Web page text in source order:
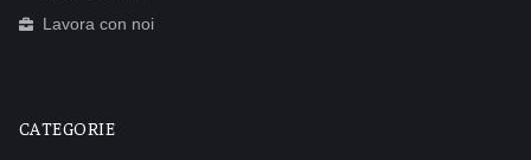
Lavora con noi
CATEGORIE